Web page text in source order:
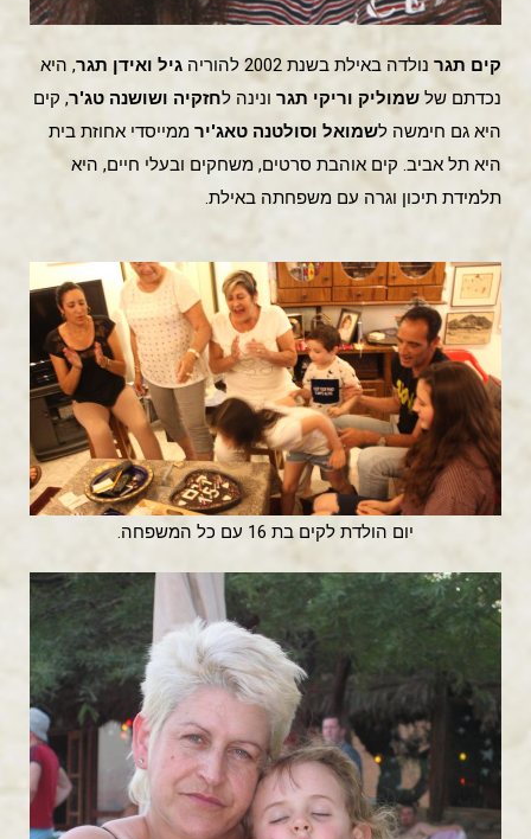
קים תגר נולדה באילת בשנת 2002 להוריה גיל ואידן תגר, היא
נכדתם של שמוליק וריקי תגר ונינה לחזקיה ושושנה טג'ר, קים
היא גם חימשה לשמואל וסולטנה טאג'יר ממייסדי אחוזת בית
היא תל אביב. קים אוהבת סרטים, משחקים ובעלי חיים, היא
תלמידת תיכון וגרה עם משפחתה באילת.
יום הולדת לקים בת 16 עם כל המשפחה.